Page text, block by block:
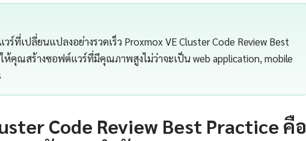
ที่เปลี่ยนแปลงอย่างรวดเร็ว Proxmox VE Cluster Code Review Best
ห้คุณสร้างซอฟต์แวร์ที่มีคุณภาพสูงไม่ว่าจะเป็น web application, mobile
Code Review Best Practice คือ